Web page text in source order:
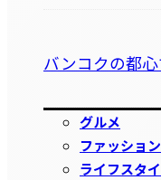
バンコクの都
グルメ
ファッション
ライフスタ